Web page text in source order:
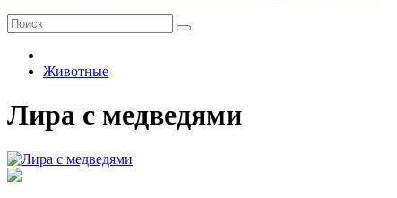
Животные
Лира с медведями